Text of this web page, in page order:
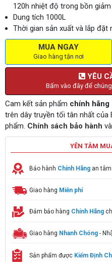
120h nhiệt độ trong bồn
Dung tích 1000L
Thời gian sản xuất và lắp đặt
MUA NGAY
Giao hàng tận nơi
YÊU
Bấm vào đây để
Cam kết sản phẩm chính hãng
trên dây truyền tối tân nhất của
phẩm. Chính sách bảo hành và
YÊN TÂM
Bảo hành Chính Hãng an
Giao hàng Miễn phí
Đảm bảo hàng Chính Hãng
Giao hàng Nhanh Chóng -
Sản phẩm được Kiểm Định